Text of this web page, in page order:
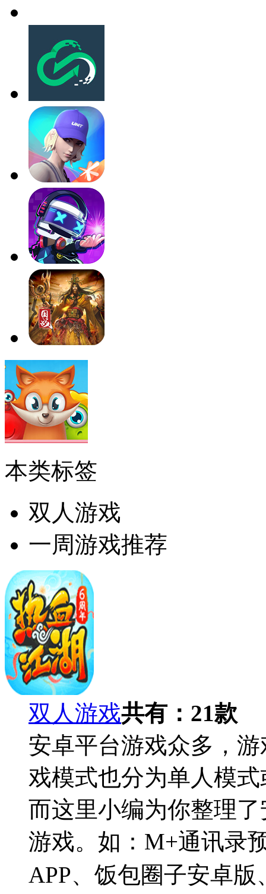
本类标签
双人游戏
一周游戏推荐
双人游戏共有： 21款
安卓平台游戏众多，
戏模式也分为单人模
而这里小编为你整理
游戏。如：M+通讯录
APP、饭包圈子安卓版